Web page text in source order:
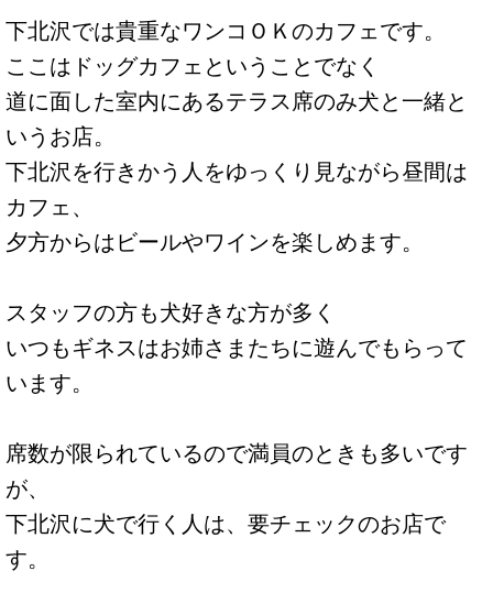
下北沢では貴重なワンコＯＫのカフェです。
ここはドッグカフェということでなく
道に面した室内にあるテラス席のみ犬と一緒と
いうお店。
下北沢を行きかう人をゆっくり見ながら昼間は
カフェ、
夕方からはビールやワインを楽しめます。
スタッフの方も犬好きな方が多く
いつもギネスはお姉さまたちに遊んでもらって
います。
席数が限られているので満員のときも多いです
が、
下北沢に犬で行く人は、要チェックのお店で
す。